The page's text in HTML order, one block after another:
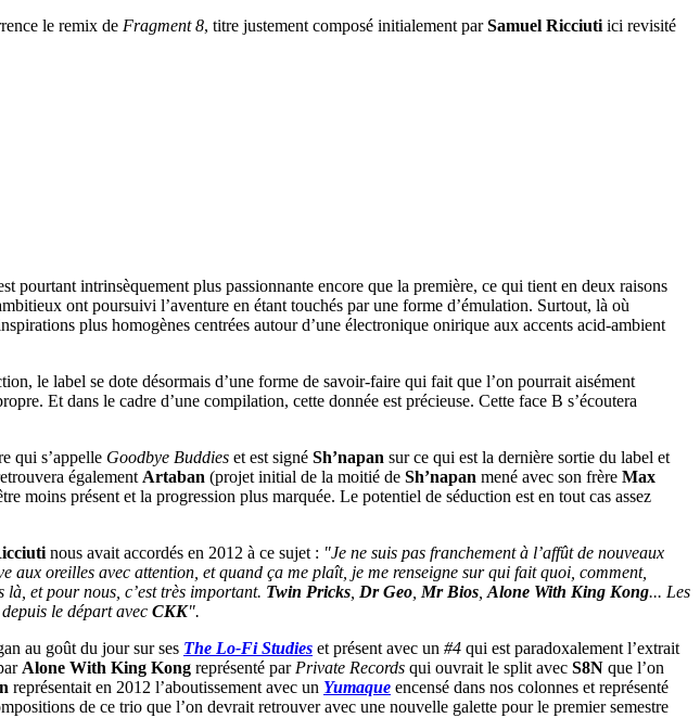
le remix de Fragment 8, titre justement composé initialement parSamuel Ricciutiici revisité
intrinsèquement plus passionnante encore que la première, ce qui tient en deux raisons
ont poursuivi l’aventure en étant touchés par une forme d’émulation. Surtout, là où
plus homogènes centrées autour d’une électronique onirique aux accents acid-ambient
le label se dote désormais d’une forme de savoir-faire qui fait que l’on pourrait aisément
Et dans le cadre d’une compilation, cette donnée est précieuse. Cette face B s’écoutera
qui s’appelle Goodbye Buddies et est signé Sh’napan sur ce qui est la dernière sortie du label et
égalementArtaban (projet initial de la moitié de Sh’napan mené avec son frère Max
moins présent et la progression plus marquée. Le potentiel de séduction est en tout cas assez
nous avait accordés en 2012 à ce sujet : "Je ne suis pas franchement à l’affût de nouveaux
aux oreilles avec attention, et quand ça me plaît, je me renseigne sur qui fait quoi, comment,
et pour nous, c’est très important. Twin Pricks, Dr Geo,Mr Bios,Alone With King Kong... Les
le départ avec CKK".
au goût du jour sur ses The Lo-Fi Studies et présent avec un #4 qui est paradoxalement l’extrait
Alone With King Kong représenté parPrivate Records qui ouvrait le split avec S8N que l’on
représentait en 2012 l’aboutissement avec un Yumaque encensé dans nos colonnes et représenté
de ce trio que l’on devrait retrouver avec une nouvelle galette pour le premier semestre